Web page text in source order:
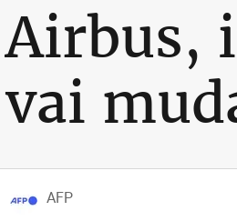
Airbus,
vai
AFP